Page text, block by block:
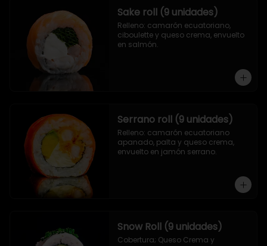
Sake roll (9 unidades)
Relleno: camarón ecuatoriano,
ciboulette y queso crema, envuelto
en salmón.
Serrano roll (9 unidades)
Relleno: camarón ecuatoriano
apanado, palta y queso crema,
envuelto en jamón serrano.
Snow Roll (9 unidades)
Cobertura; Queso Crema y